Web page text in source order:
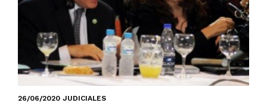
26/06/2020 JUDICIALES